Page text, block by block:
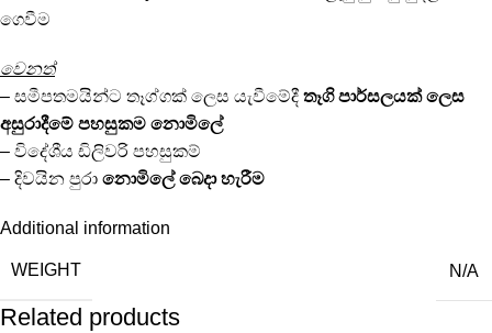
ගෙවීම
වෙනත්
– සමීපතමයින්ට තෑග්ගක් ලෙස යැවීමේදී තෑගි පාර්සලයක් ලෙස
අසුරාදීමේ පහසුකම නොමිලේ
– විදේශීය ඩිලිවරි පහසුකම්
– දිවයින පුරා නොමිලේ බෙදා හැරීම
Additional information
WEIGHT N/A
Related products